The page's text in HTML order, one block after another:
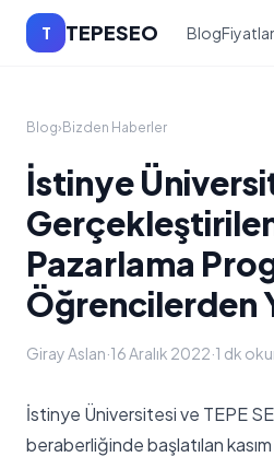
T TEPESEO Blog
Blog› Bizden Haberler
İstinye
Pazarlama
Öğrencilerden
Giray Aslan·16 Aralık 2022·1 dk
İstinye Üniversitesi ve TEPE
beraberliğinde başlatılan kasım